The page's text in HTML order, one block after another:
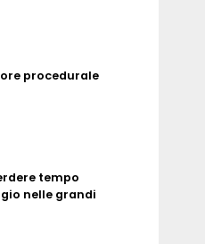
procedurale
tempo
nelle grandi